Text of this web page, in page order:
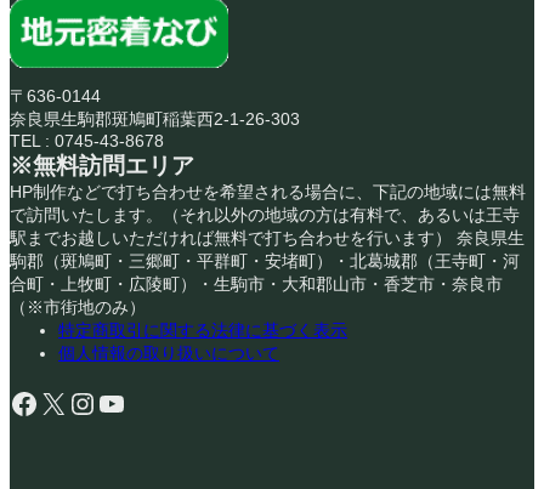
〒636-0144
奈良県生駒郡斑鳩町稲葉西2-1-26-303
TEL : 0745-43-8678
※無料訪問エリア
HP制作などで打ち合わせを希望される場合に、下記の地域には無料
で訪問いたします。（それ以外の地域の方は有料で、あるいは王寺
駅までお越しいただければ無料で打ち合わせを行います） 奈良県生
駒郡（斑鳩町・三郷町・平群町・安堵町）・北葛城郡（王寺町・河
合町・上牧町・広陵町）・生駒市・大和郡山市・香芝市・奈良市
（※市街地のみ）
特定商取引に関する法律に基づく表示
個人情報の取り扱いについて
Facebook X Instagram YouTube